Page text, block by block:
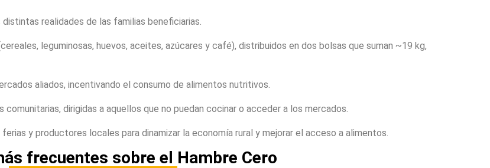
realidades de las familias beneficiarias.
leguminosas, huevos, aceites, azúcares y café), distribuidos en dos bolsas que suman ~19 kg,
aliados, incentivando el consumo de alimentos nutritivos.
comunitarias, dirigidas a aquellos que no puedan cocinar o acceder a los mercados.
y productores locales para dinamizar la economía rural y mejorar el acceso a alimentos.
frecuentes sobre el Hambre Cero